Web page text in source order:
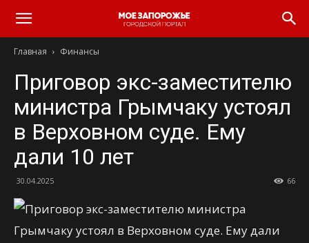
Главная Финансы
Приговор экс-заместителю
министра Грымчаку устоял
в Верховном суде. Ему
дали 10 лет
30.04.2025 66